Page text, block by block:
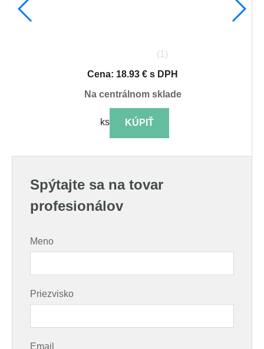
(1)
Cena: 18.93 € s DPH
na centrálnom sklade
ks KÚPIŤ
Spýtajte sa na tovar
profesionálov
Meno
Priezvisko
Email